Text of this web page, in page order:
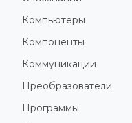
Компьютеры
Компоненты
Коммуникации
Преобразователи
Программы